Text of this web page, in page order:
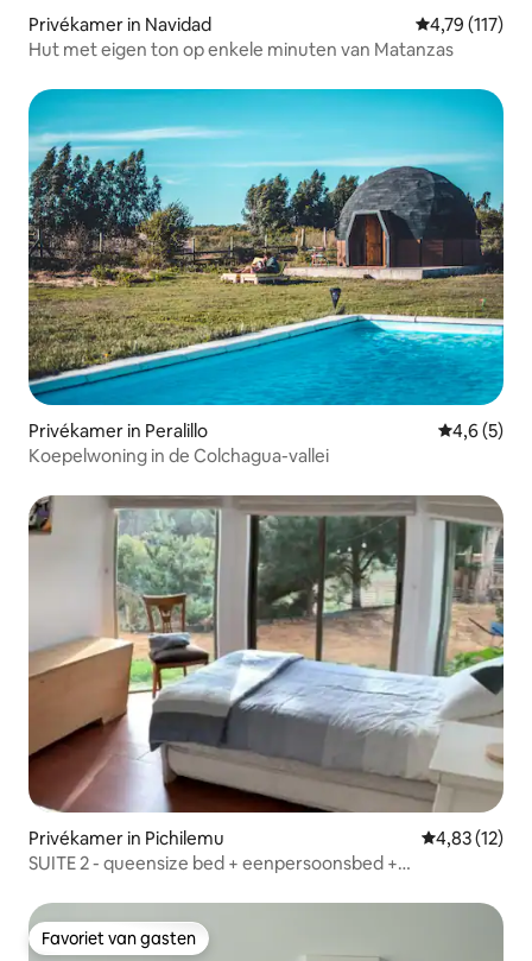
Privékamer in Navidad Gemiddelde
4,79 (117)
Hut met eigen ton op enkele minuten van Matanzas
Privékamer in Peralillo
4,6 (5)
Koepelwoning in de Colchagua-vallei
Privékamer in Pichilemu Gemiddelde
4,83 (12)
SUITE 2 - queensize bed + eenpersoonsbed +
Favoriet van gasten
Favoriet van gasten